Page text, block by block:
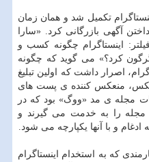
اینستاگرام تکمیل شد و همان زمان
آگهی بازرگانی کرد. «سارا
اینستاگرام چگونه کسب و
کرد؟» می گوید که چگونه
اصرار داشت که اولین تبلیغ
منعکس کننده ی پست های
مجله ی مد «ووگ» بود که در
مجله را به خدمت می گیرند و
و با آنها یک‍پارچه می شود.
که به استخدام اینستاگرام